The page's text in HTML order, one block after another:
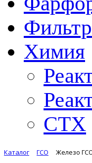
Химия
СТХ
Каталог ГСО Железо